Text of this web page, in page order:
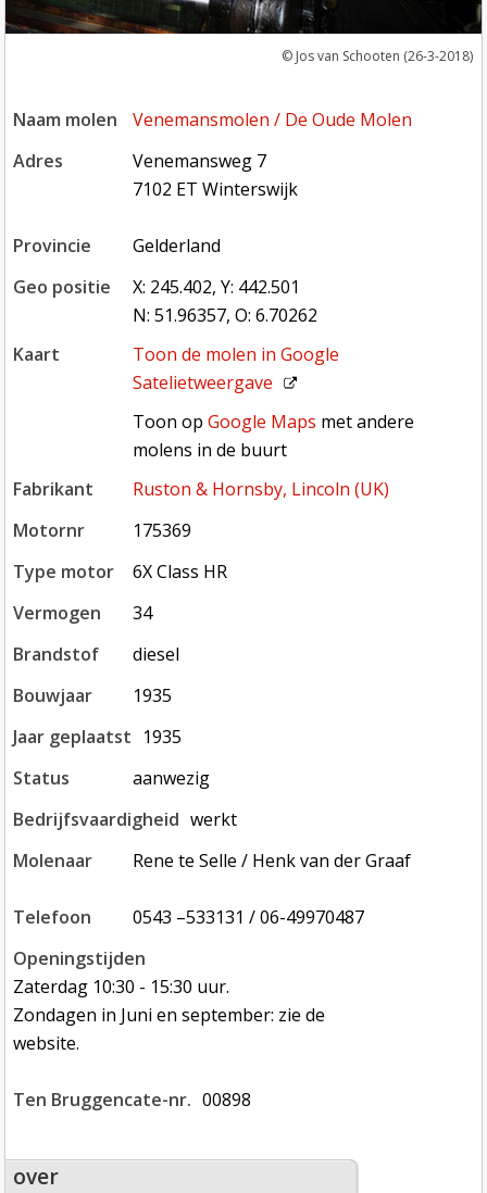
naam molen
Venemansmolen / De Oude Molen
adres
Venemansweg 7
7102 ET Winterswijk
provincie
Gelderland
geo positie
X: 245.402, Y: 442.501
N: 51.96357, O: 6.70262
kaart
Toon de molen in Google
Satelietweergave
Toon op Google Maps met andere molens in de buurt
Toon op Google Maps met andere
molens in de buurt
fabrikant
Ruston & Hornsby, Lincoln (UK)
motornr
175369
type motor
6X Class HR
vermogen
34
brandstof
diesel
bouwjaar
1935
jaar geplaatst 1935
status
aanwezig
bedrijfsvaardigheid werkt
molenaar
Rene te Selle / Henk van der Graaf
telefoon
0543 –533131 / 06-49970487
openingstijden
Zaterdag 10:30 - 15:30 uur.
Zondagen in Juni en september: zie de
website.
Ten Bruggencate-nr. 00898
Jos van Schooten (26-3-2018)
over